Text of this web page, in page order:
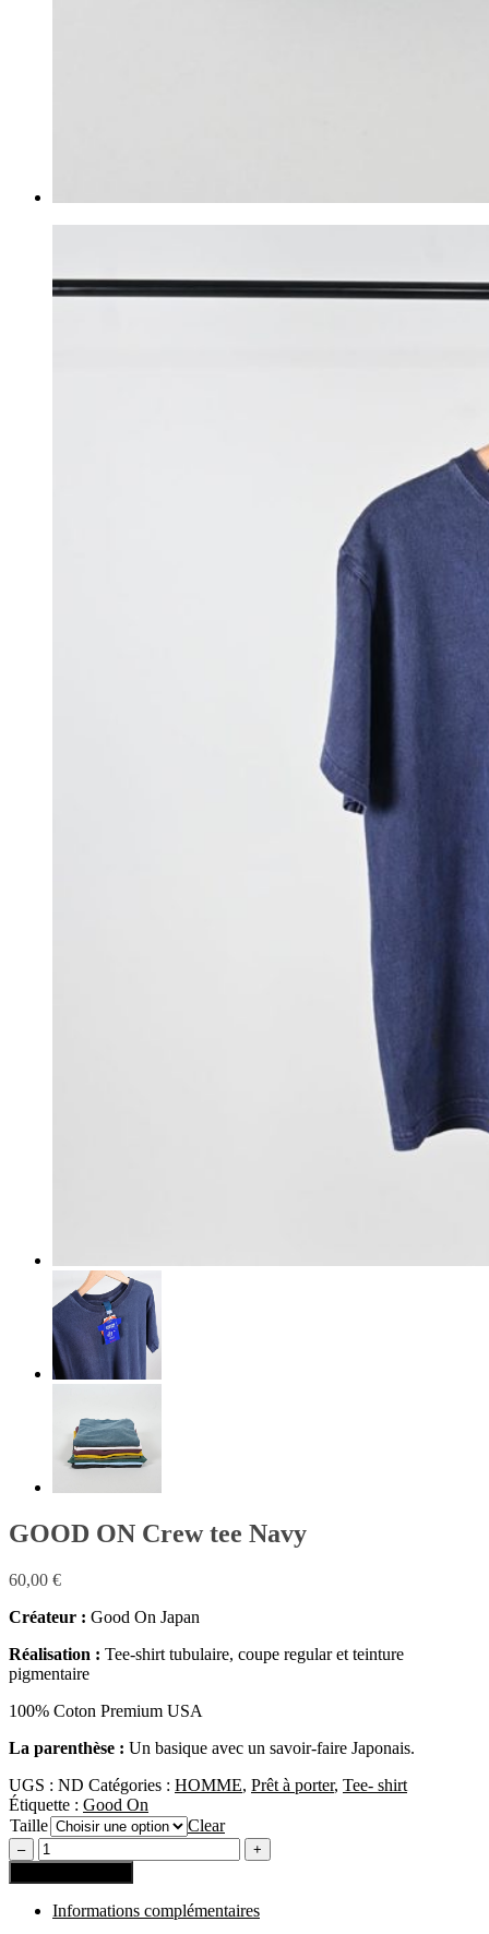
GOOD ON Crew tee Navy
60,00 €
Créateur : Good On Japan
Réalisation : Tee-shirt tubulaire, coupe regular et teinture
pigmentaire
100% Coton Premium USA
La parenthèse : Un basique avec un savoir-faire Japonais.
UGS : ND Catégories : HOMME, Prêt à porter, Tee- shirt
Étiquette : Good On
Taille
Clear
Informations complémentaires